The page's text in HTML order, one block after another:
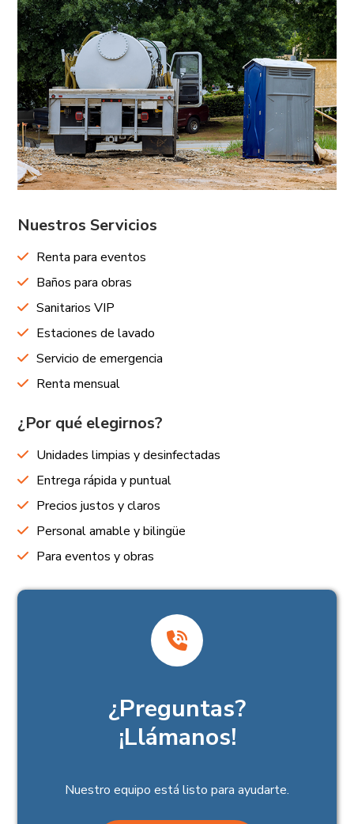
Nuestros Servicios
Renta para eventos
Baños para obras
Sanitarios VIP
Estaciones de lavado
Servicio de emergencia
Renta mensual
¿Por qué elegirnos?
Unidades limpias y desinfectadas
Entrega rápida y puntual
Precios justos y claros
Personal amable y bilingüe
Para eventos y obras
¿Preguntas?
¡Llámanos!
Nuestro equipo está listo para ayudarte.